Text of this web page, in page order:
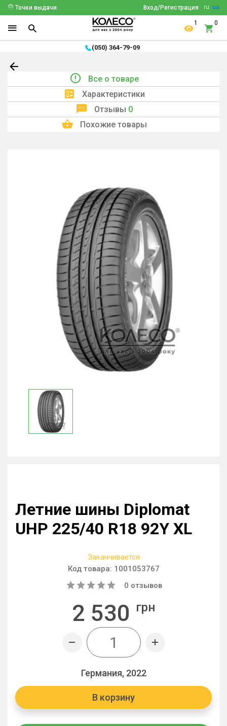
ru ua
Вход/Регистрация
Точки выдачи
1 0
(050) 364-79-09
Все о товаре
Характеристики
Отзывы 0
Похожие товары
Летние шины Diplomat
UHP 225/40 R18 92Y XL
Заканчивается
Код товара: 1001053767
0 отзывов
2 530 грн
Германия, 2022
В корзину